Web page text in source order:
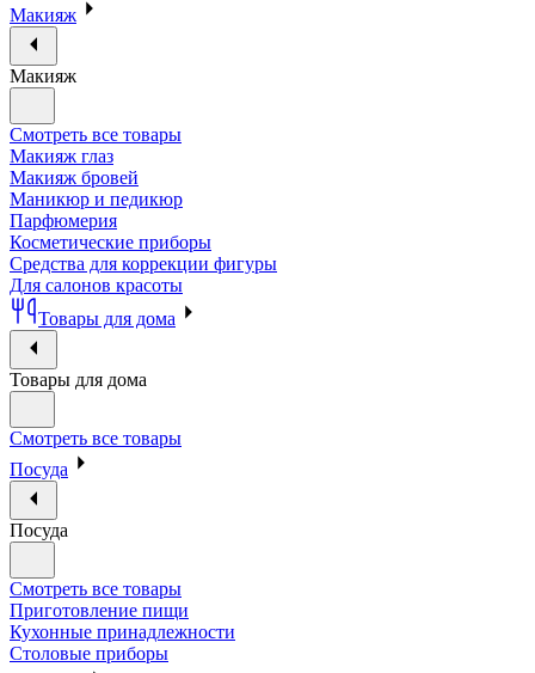
Макияж
Макияж
Смотреть все товары
Макияж глаз
Макияж бровей
Маникюр и педикюр
Парфюмерия
Косметические приборы
Средства для коррекции фигуры
Для салонов красоты
Товары для дома
Товары для дома
Смотреть все товары
Посуда
Посуда
Смотреть все товары
Приготовление пищи
Кухонные принадлежности
Столовые приборы